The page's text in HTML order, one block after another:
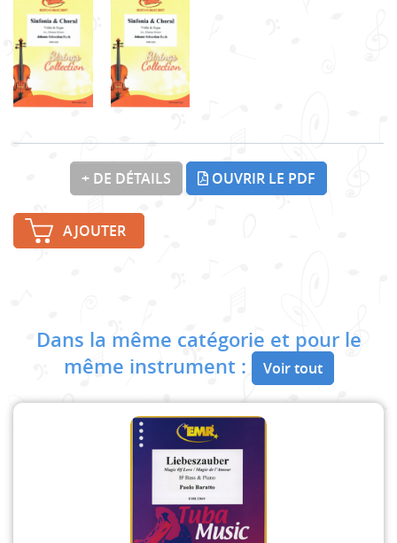
+ DE DÉTAILS OUVRIR LE PDF
AJOUTER
Dans la même catégorie et pour le
même instrument :
Voir tout